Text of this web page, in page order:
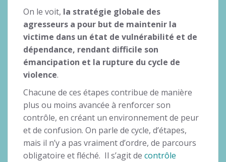
On le voit, la stratégie globale des
agresseurs a pour but de maintenir la
victime dans un état de vulnérabilité et de
dépendance, rendant difficile son
émancipation et la rupture du cycle de
violence.
Chacune de ces étapes contribue de manière
plus ou moins avancée à renforcer son
contrôle, en créant un environnement de peur
et de confusion. On parle de cycle, d’étapes,
mais il n’y a pas vraiment d’ordre, de parcours
obligatoire et fléché. Il s’agit de contrôle